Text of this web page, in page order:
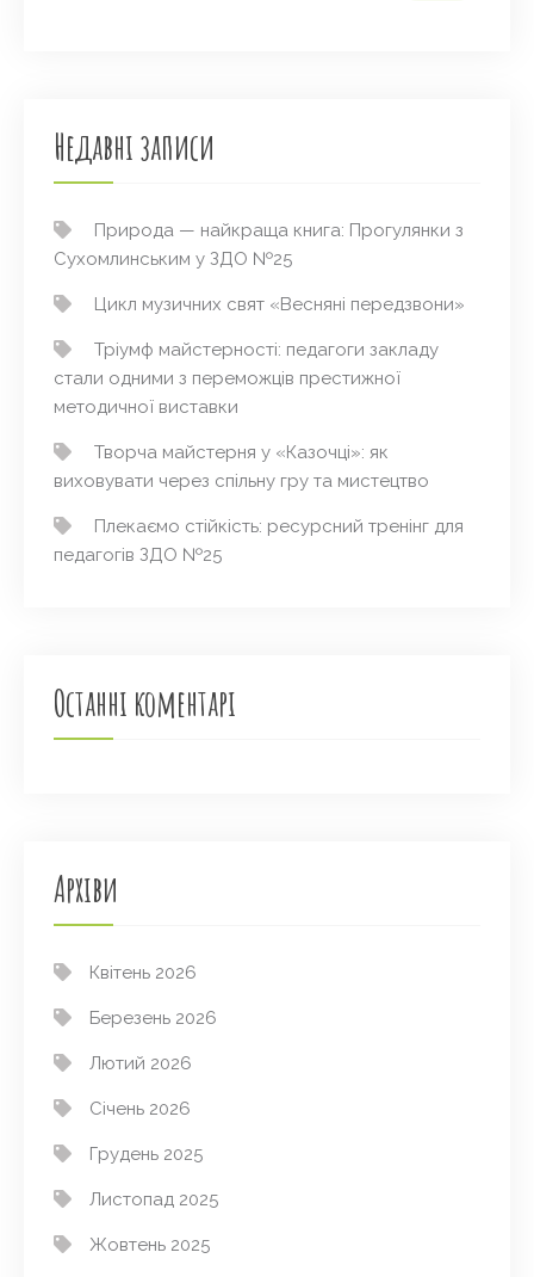
Недавні записи
Природа — найкраща книга: Прогулянки з
Сухомлинським у ЗДО №25
Цикл музичних свят «Весняні передзвони»
Тріумф майстерності: педагоги закладу
стали одними з переможців престижної
методичної виставки
Творча майстерня у «Казочці»: як
виховувати через спільну гру та мистецтво
Плекаємо стійкість: ресурсний тренінг для
педагогів ЗДО №25
Останні коментарі
Архіви
Квітень 2026
Березень 2026
Лютий 2026
Січень 2026
Грудень 2025
Листопад 2025
Жовтень 2025